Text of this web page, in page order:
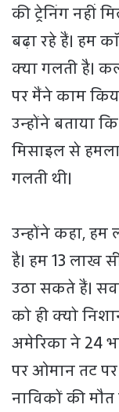
की ट्रेनिंग नहीं
बढ़ा रहे हैं। हम
क्या गलती है।
पर मैंने काम
उन्होंने बताया
मिसाइल से
गलती थी।
उन्होंने कहा, हम
है। हम 13 लाख
उठा सकते हैं।
को ही क्यो
अमेरिका ने 24
पर ओमान तट पर
नाविकों की